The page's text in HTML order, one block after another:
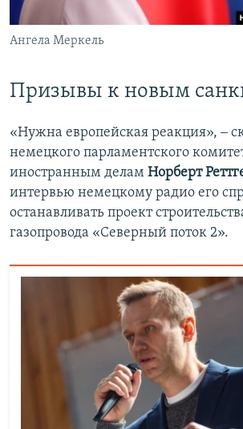
Ангела Меркель
Призывы к новым
«Нужна европейская реакция», ‒
немецкого парламентского
иностранным делам Норберт
интервью немецкому радио его
останавливать проект
газопровода «Северный поток 2».